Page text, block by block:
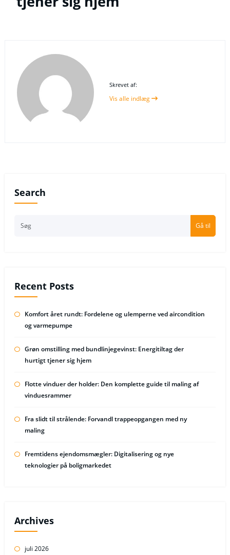
Skrevet af:
Vis alle indlæg
Search
Gå til
Recent Posts
Komfort året rundt: Fordelene og ulemperne ved aircondition
og varmepumpe
Grøn omstilling med bundlinjegevinst: Energitiltag der
hurtigt tjener sig hjem
Flotte vinduer der holder: Den komplette guide til maling af
vinduesrammer
Fra slidt til strålende: Forvandl trappeopgangen med ny
maling
Fremtidens ejendomsmægler: Digitalisering og nye
teknologier på boligmarkedet
Archives
juli 2026